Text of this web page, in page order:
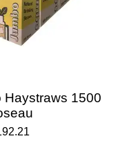
Haystraws 1500